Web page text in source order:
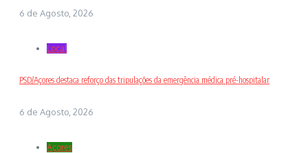
6 de Agosto, 2026
Local
PSD/Açores destaca reforço das tripulações da emergência médica pré-hospitalar
6 de Agosto, 2026
Açores